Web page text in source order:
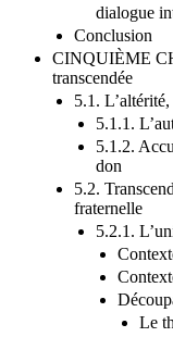
4.4.3. Le
dialogue
Conclusion
CINQUIÈME
transcendée
5.1.
5.1.1.
5.1.2.
don
5.2.
fraternelle
5.2.1.